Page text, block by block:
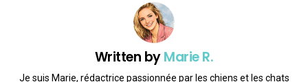
Written byMarie R.
Je suis Marie, rédactrice passionnée par les chiens et les chats